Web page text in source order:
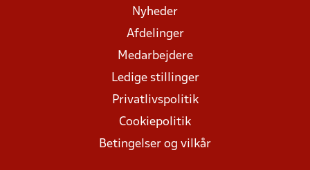
Nyheder
Afdelinger
Medarbejdere
Ledige stillinger
Privatlivspolitik
Cookiepolitik
Betingelser og vilkår